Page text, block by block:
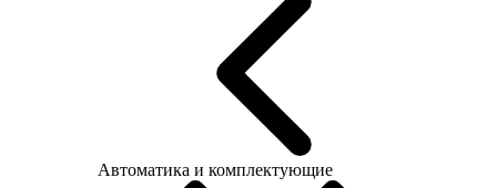
Автоматика и комплектующие